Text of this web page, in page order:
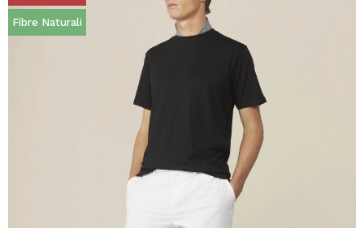
Fibre Naturali